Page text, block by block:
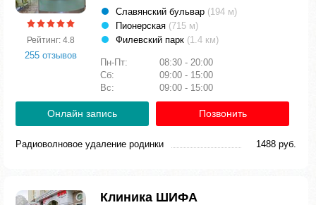
Рейтинг: 4.8
255 отзывов
Славянский бульвар (194 м)
Пионерская (715 м)
Филевский парк (1.4 км)
Пн-Пт:
08:30 - 20:00
Сб:
09:00 - 15:00
Вс:
09:00 - 15:00
Онлайн запись Позвонить
Радиоволновое удаление родинки 1488 руб.
Клиника ШИФА